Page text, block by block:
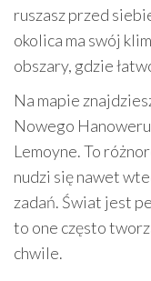
ruszasz przed
okolica ma swój
obszary, gdzie
Na mapie
Nowego
Lemoyne. To
nudzi się nawet
zadań. Świat jest
to one często
chwile.